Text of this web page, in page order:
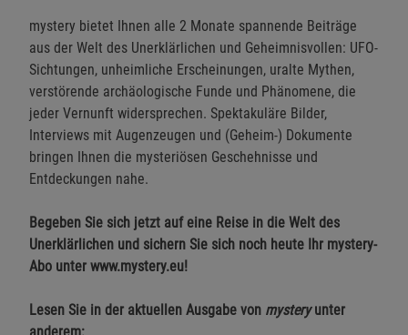
mystery bietet Ihnen alle 2 Monate spannende Beiträge
aus der Welt des Unerklärlichen und Geheimnisvollen: UFO-
Sichtungen, unheimliche Erscheinungen, uralte Mythen,
verstörende archäologische Funde und Phänomene, die
jeder Vernunft widersprechen. Spektakuläre Bilder,
Interviews mit Augenzeugen und (Geheim-) Dokumente
bringen Ihnen die mysteriösen Geschehnisse und
Entdeckungen nahe.
Begeben Sie sich jetzt auf eine Reise in die Welt des
Unerklärlichen und sichern Sie sich noch heute Ihr mystery-
Abo unter www.mystery.eu!
Lesen Sie in der aktuellen Ausgabe von mysteryunter